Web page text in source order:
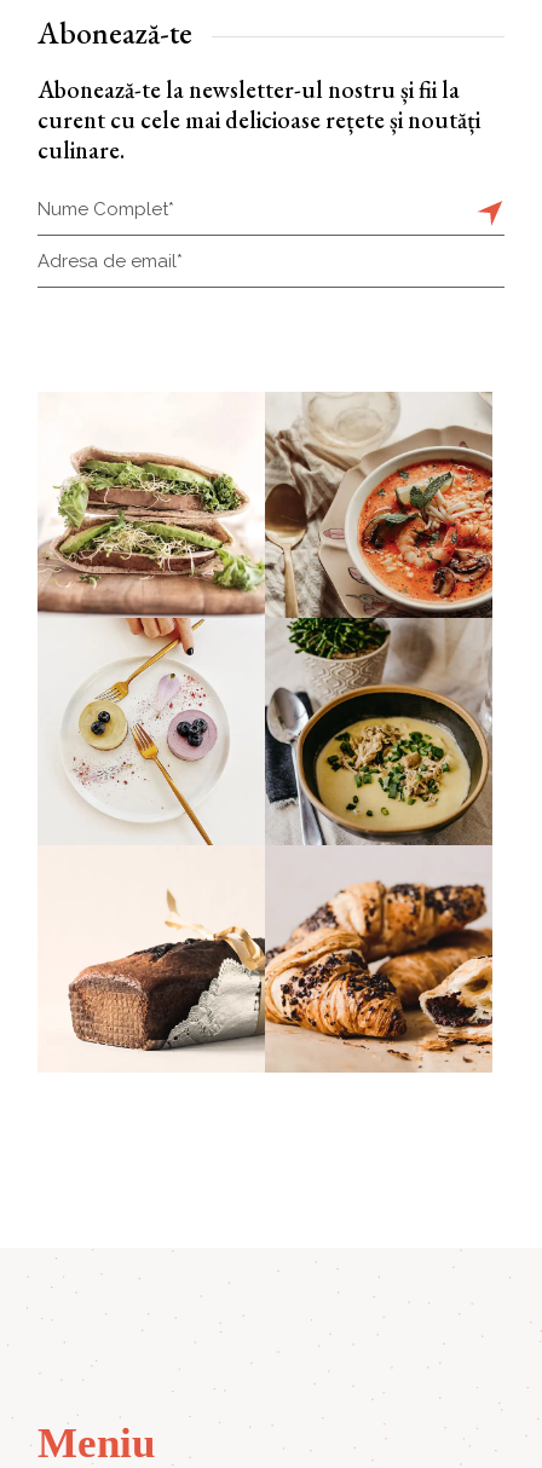
Abonează-te
Abonează-te la newsletter-ul nostru și fii la
curent cu cele mai delicioase rețete și noutăți
culinare.
Meniu